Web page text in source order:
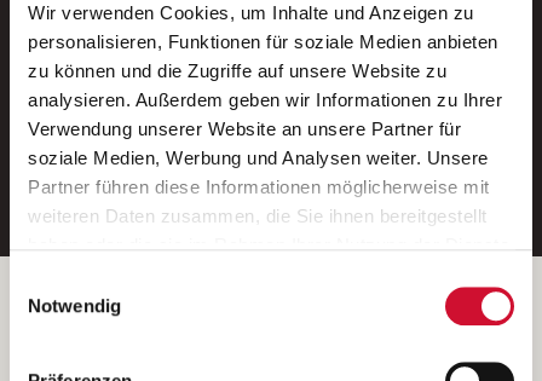
Wir verwenden Cookies, um Inhalte und Anzeigen zu
personalisieren, Funktionen für soziale Medien anbieten
zu können und die Zugriffe auf unsere Website zu
analysieren. Außerdem geben wir Informationen zu Ihrer
Verwendung unserer Website an unsere Partner für
soziale Medien, Werbung und Analysen weiter. Unsere
Partner führen diese Informationen möglicherweise mit
weiteren Daten zusammen, die Sie ihnen bereitgestellt
Wenn Sie auf „Cookies zulassen“ klicken, so stimmen
Sie der Speicherung sämtlicher Cookies zu. Sie können
Ihre Einwilligung selbstverständlich jederzeit widerrufen,
Notwendig
Neue Stellen per E-Mail.
Ein kostenloser Service von AWO
Jobs.
E-Mail-Adresse eintragen
Betreiber der Webseite